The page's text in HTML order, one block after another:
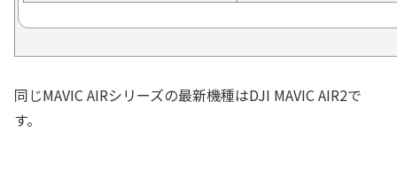
同じMAVIC AIRシリーズの最新機種はDJI MAVIC AIR2で
す。